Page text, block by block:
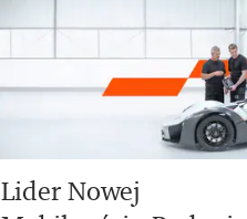
Lider Nowej